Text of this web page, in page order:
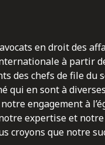
en droit des
à partir
des chefs de file du
qui en sont à
engagement à
expertise et
croyons que notre